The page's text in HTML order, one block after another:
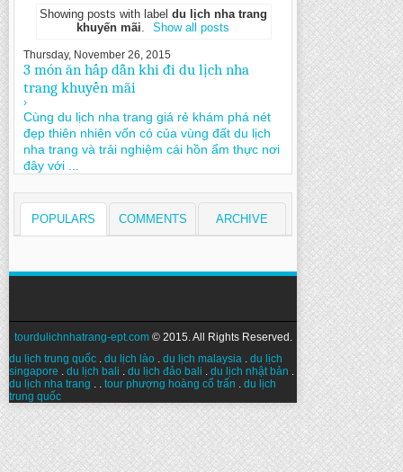
Showing posts with label du lịch nha trang
khuyến mãi
Show all posts
Thursday, November 26, 2015
3 món ăn hấp dẫn khi đi du lịch nha
trang khuyến mãi
›
Cùng du lịch nha trang giá rẻ khám phá nét
đẹp thiên nhiên vốn có của vùng đất du lịch
nha trang và trải nghiệm cái hồn ẩm thực nơi
đây với ...
POPULARS COMMENTS ARCHIVE
tourdulichnhatrang-ept.com© 2015. All Rights Reserved.
du lịch trung quốc . du lịch lào . du lịch malaysia . du lịch
singapore . du lịch bali . du lịch đảo bali . du lịch nhật bản .
du lịch nha trang . . tour phượng hoàng cổ trấn . du lịch
trung quốc